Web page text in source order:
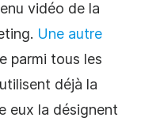
vidéo de la
Une autre
parmi tous les
déjà la
eux la désignent